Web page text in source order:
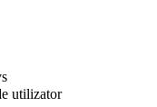
utilizator